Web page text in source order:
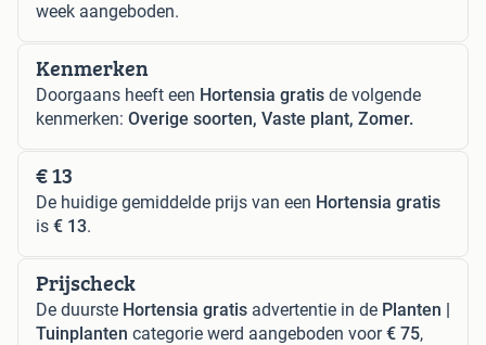
week aangeboden.
Kenmerken
Doorgaans heeft een Hortensia gratis de volgende
kenmerken: Overige soorten, Vaste plant, Zomer.
€ 13
De huidige gemiddelde prijs van een Hortensia gratis
is € 13.
Prijscheck
De duurste Hortensia gratis advertentie in de Planten |
Tuinplanten categorie werd aangeboden voor€ 75,